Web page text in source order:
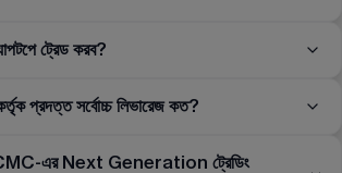
ট্রেড করব?
প্রদত্ত সর্বোচ্চ লিভারেজ কত?
এর Next Generation ট্রেডিং